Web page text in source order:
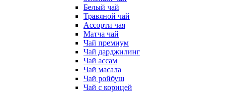
Белый чай
Травяной чай
Ассорти чая
Матча чай
Чай премиум
Чай дарджилинг
Чай ассам
Чай масала
Чай ройбуш
Чай с корицей